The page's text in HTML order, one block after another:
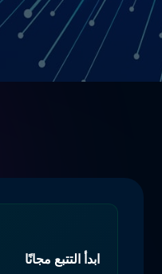
ابدأ التتبع مجانًا